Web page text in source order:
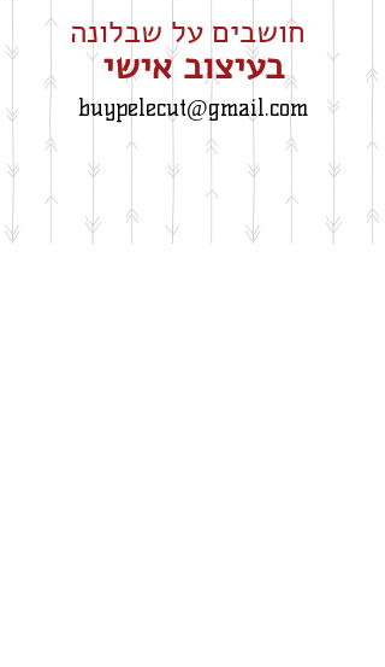
​בעיצוב אישי
buypelecut@gmail.com